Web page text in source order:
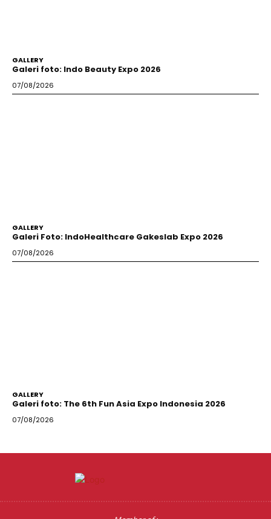
GALLERY
Galeri foto: Indo Beauty Expo 2026
07/08/2026
GALLERY
Galeri Foto: IndoHealthcare Gakeslab Expo 2026
07/08/2026
GALLERY
Galeri foto: The 6th Fun Asia Expo Indonesia 2026
07/08/2026